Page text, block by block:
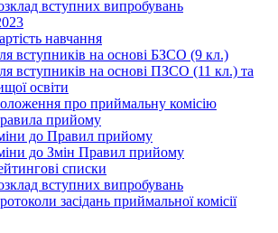
вступних випробувань
навчання
вступників на основі БЗСО (9 кл.)
вступників на основі ПЗСО (11 кл.) та
освіти
про приймальну комісію
прийому
до Правил прийому
до Змін Правил прийому
списки
вступних випробувань
засідань приймальної комісії